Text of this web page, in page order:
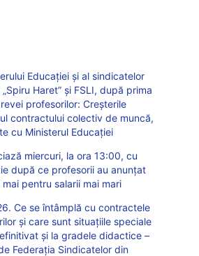
Educației și al sindicatelor
Haret” și FSLI, după prima
profesorilor: Creșterile
contractului colectiv de muncă,
cu Ministerul Educației
miercuri, la ora 13:00, cu
după ce profesorii au anunțat
pentru salarii mai mari
Ce se întâmplă cu contractele
și care sunt situațiile speciale
și la gradele didactice –
Federația Sindicatelor din